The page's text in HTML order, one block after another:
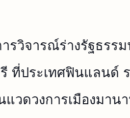
รวิจารณ์ร่างรัฐธรร
ที่ประเทศฟินแลนด์
แวดวงการเมืองมาน